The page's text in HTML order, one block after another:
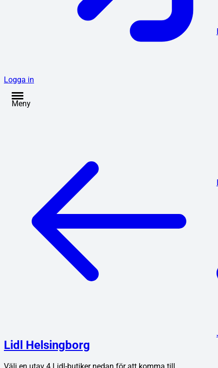
Logga in
Meny
Lidl Helsingborg
Välj en utav 4 Lidl-butiker nedan för att komma till